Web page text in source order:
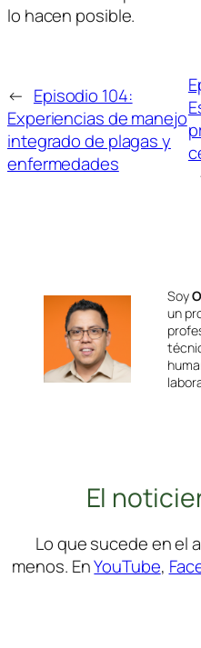
lo hacen posible.
← Episodio 104:
Experiencias de manejo
integrado de plagas y
enfermedades
Soy
un
El
Lo que sucede en el
menos. EnYouTube,